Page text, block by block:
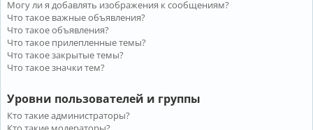
Могу ли я добавлять изображения к сообщениям?
Что такое важные объявления?
Что такое объявления?
Что такое прилепленные темы?
Что такое закрытые темы?
Что такое значки тем?
Уровни пользователей и группы
Кто такие администраторы?